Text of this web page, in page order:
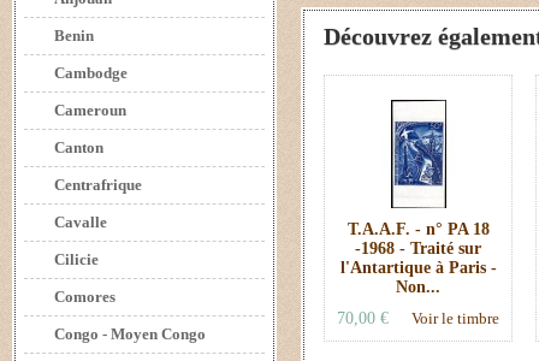
Benin
Cambodge
Cameroun
Canton
Centrafrique
Cavalle
Cilicie
Comores
Congo - Moyen Congo
Découvrez
T.A.A.F. - n° PA 18
-1968 - Traité sur
l'Antartique à Paris -
Non...
70,00 €
Voir le timbre